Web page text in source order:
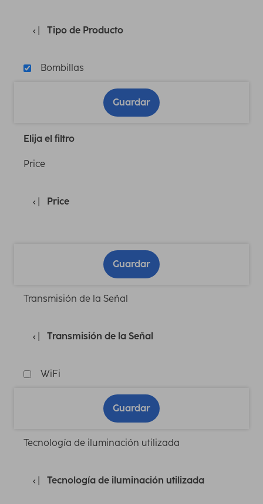
Tipo de Producto
Bombillas
Guardar
Elija el filtro
Price
Price
Guardar
Transmisión de la Señal
Transmisión de la Señal
WiFi
Guardar
Tecnología de iluminación utilizada
Tecnología de iluminación utilizada